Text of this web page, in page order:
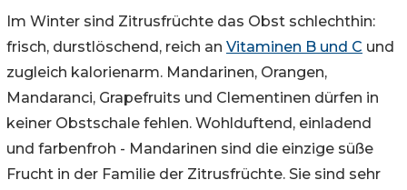
Im Winter sind Zitrusfrüchte das Obst schlechthin:
frisch, durstlöschend, reich an Vitaminen B und C und
zugleich kalorienarm. Mandarinen, Orangen,
Mandaranci, Grapefruits und Clementinen dürfen in
keiner Obstschale fehlen. Wohlduftend, einladend
und farbenfroh - Mandarinen sind die einzige süße
Frucht in der Familie der Zitrusfrüchte. Sie sind sehr